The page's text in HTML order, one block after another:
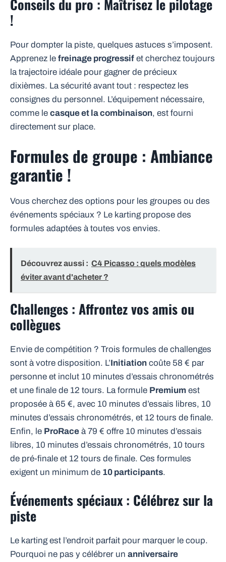
Conseils du pro : Maîtrisez le pilotage
!
Pour dompter la piste, quelques astuces s’imposent.
Apprenez le freinage progressif et cherchez toujours
la trajectoire idéale pour gagner de précieux
dixièmes. La sécurité avant tout : respectez les
consignes du personnel. L’équipement nécessaire,
comme le casque et la combinaison, est fourni
directement sur place.
Formules de groupe : Ambiance
garantie !
Vous cherchez des options pour les groupes ou des
événements spéciaux ? Le karting propose des
formules adaptées à toutes vos envies.
Découvrez aussi : C4 Picasso : quels modèles
éviter avant d'acheter ?
Challenges : Affrontez vos amis ou
collègues
Envie de compétition ? Trois formules de challenges
sont à votre disposition. L’Initiation coûte 58 € par
personne et inclut 10 minutes d’essais chronométrés
et une finale de 12 tours. La formule Premium est
proposée à 65 €, avec 10 minutes d’essais libres, 10
minutes d’essais chronométrés, et 12 tours de finale.
Enfin, le ProRace à 79 € offre 10 minutes d’essais
libres, 10 minutes d’essais chronométrés, 10 tours
de pré-finale et 12 tours de finale. Ces formules
exigent un minimum de 10 participants.
Événements spéciaux : Célébrez sur la
piste
Le karting est l’endroit parfait pour marquer le coup.
Pourquoi ne pas y célébrer un anniversaire